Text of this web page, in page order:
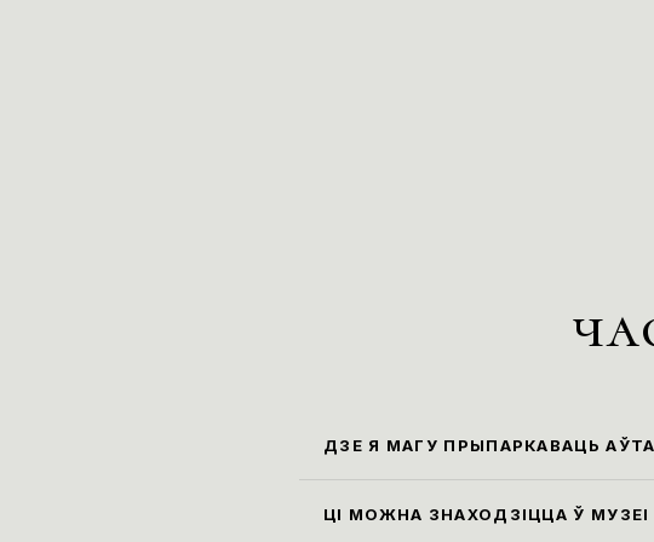
ДЗЕ Я МАГУ ПРЫПАРКАВАЦЬ
Карла Маркса
ЦІ МОЖНА ЗНАХОДЗІЦЦА Ў МУЗЕІ